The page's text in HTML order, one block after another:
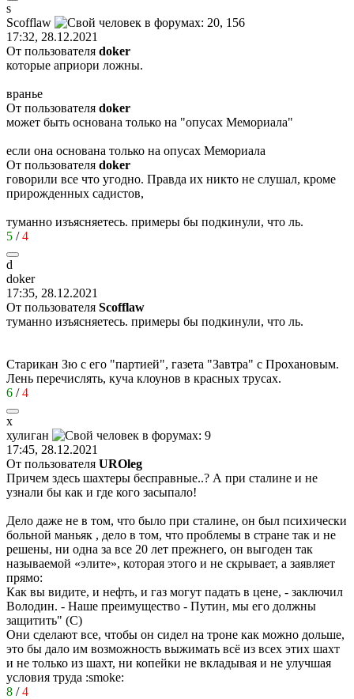
s
Scofflaw
17:32, 28.12.2021
От пользователя doker
которые априори ложны.
вранье
От пользователя doker
может быть основана только на "опусах Мемориала"
если она основана только на опусах Мемориала
От пользователя doker
говорили все что угодно. Правда их никто не слушал, кроме
прирожденных садистов,
туманно изъясняетесь. примеры бы подкинули, что ль.
5 /4
d
doker
17:35, 28.12.2021
От пользователя Scofflaw
туманно изъясняетесь. примеры бы подкинули, что ль.
Старикан Зю с его "партией", газета "Завтра" с Прохановым.
Лень перечислять, куча клоунов в красных трусах.
6 /4
х
хулиган
17:45, 28.12.2021
От пользователя UROleg
Причем здесь шахтеры бесправные..? А при сталине и не
узнали бы как и где кого засыпало!
Дело даже не в том, что было при сталине, он был психически
больной маньяк , дело в том, что проблемы в стране так и не
решены, ни одна за все 20 лет прежнего, он выгоден так
называемой «элите», которая этого и не скрывает, а заявляет
прямо:
Как вы видите, и нефть, и газ могут падать в цене, - заключил
Володин. - Наше преимущество - Путин, мы его должны
защитить" (С)
Они сделают все, чтобы он сидел на троне как можно дольше,
это бы дало им возможность выжимать всё из всех этих шахт
и не только из шахт, ни копейки не вкладывая и не улучшая
условия труда :smoke:
8 /4